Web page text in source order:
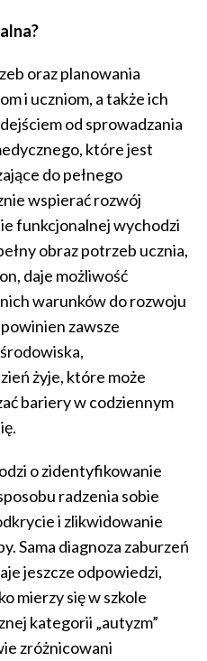
?
oraz planowania
i uczniom, a także ich
od sprowadzania
które jest
do pełnego
wspierać rozwój
funkcjonalnej wychodzi
obraz potrzeb ucznia,
daje możliwość
warunków do rozwoju
zawsze
żyje, które może
bariery w codziennym
o zidentyfikowanie
radzenia sobie
i zlikwidowanie
Sama diagnoza zaburzeń
jeszcze odpowiedzi,
mierzy się w szkole
kategorii „autyzm”
zróżnicowani